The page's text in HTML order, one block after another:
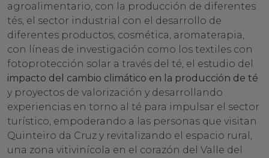
agroalimentario, con la producción de diferentes
tés, el sector industrial con el desarrollo de
diferentes productos, cosmética, aromaterapia,
con líneas de investigación como los textiles con
fotoprotección solar a través del té, el estudio del
impacto del cambio climático en la producción de té
y proyectos de valorización y desarrollando
experiencias en torno al té para impulsar el sector
turístico, empoderando a las personas que visitan
Quinteiro da Cruz y revitalizando el espacio rural,
una zona vitivinícola en el corazón del Valle del